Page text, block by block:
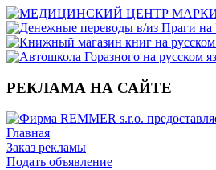
РЕКЛАМА НА САЙТЕ
Главная
Заказ рекламы
Подать объявление